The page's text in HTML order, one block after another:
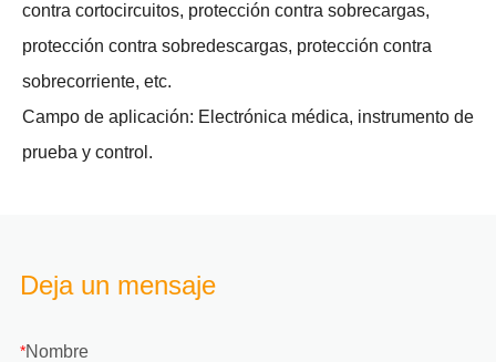
contra cortocircuitos, protección contra sobrecargas,
protección contra sobredescargas, protección contra
sobrecorriente, etc.
Campo de aplicación: Electrónica médica, instrumento de
prueba y control.
Deja un mensaje
*Nombre